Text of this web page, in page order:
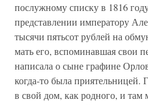
послужному списку в 1816
представлении императору
тысячи пятьсот рублей на
мать его, вспоминавшая свои
написала о сыне графине
когда-то была приятельницей.
в свой дом, как родного, и там